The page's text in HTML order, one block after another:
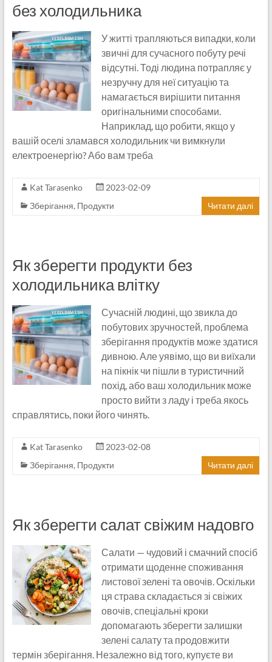
без холодильника
У житті трапляються випадки, коли
звичні для сучасного побуту речі
відсутні. Тоді людина потрапляє у
незручну для неї ситуацію та
намагається вирішити питання
оригінальними способами.
Наприклад, що робити, якщо у
вашій оселі зламався холодильник чи вимкнули
електроенергію? Або вам треба
Kat Tarasenko
2023-02-09
Зберігання, Продукти Читати далі
Як зберегти продукти без
холодильника влітку
Сучасній людині, що звикла до
побутових зручностей, проблема
зберігання продуктів може здатися
дивною. Але уявімо, що ви виїхали
на пікнік чи пішли в туристичний
похід, або ваш холодильник може
просто вийти з ладу і треба якось
справлятись, поки його чинять.
Kat Tarasenko
2023-02-08
Зберігання, Продукти Читати далі
Як зберегти салат свіжим надовго
Салати — чудовий і смачний спосіб
отримати щоденне споживання
листової зелені та овочів. Оскільки
ця страва складається зі свіжих
овочів, спеціальні кроки
допомагають зберегти залишки
зелені салату та продовжити
термін зберігання. Незалежно від того, купуєте ви